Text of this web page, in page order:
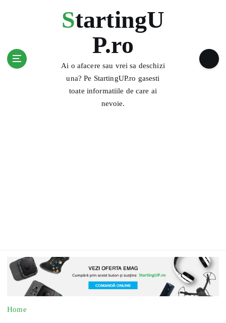
StartingU
P.ro
Ai o afacere sau vrei sa deschizi
una? Pe StartingUP.ro gasesti
toate informatiile de care ai
nevoie.
Home